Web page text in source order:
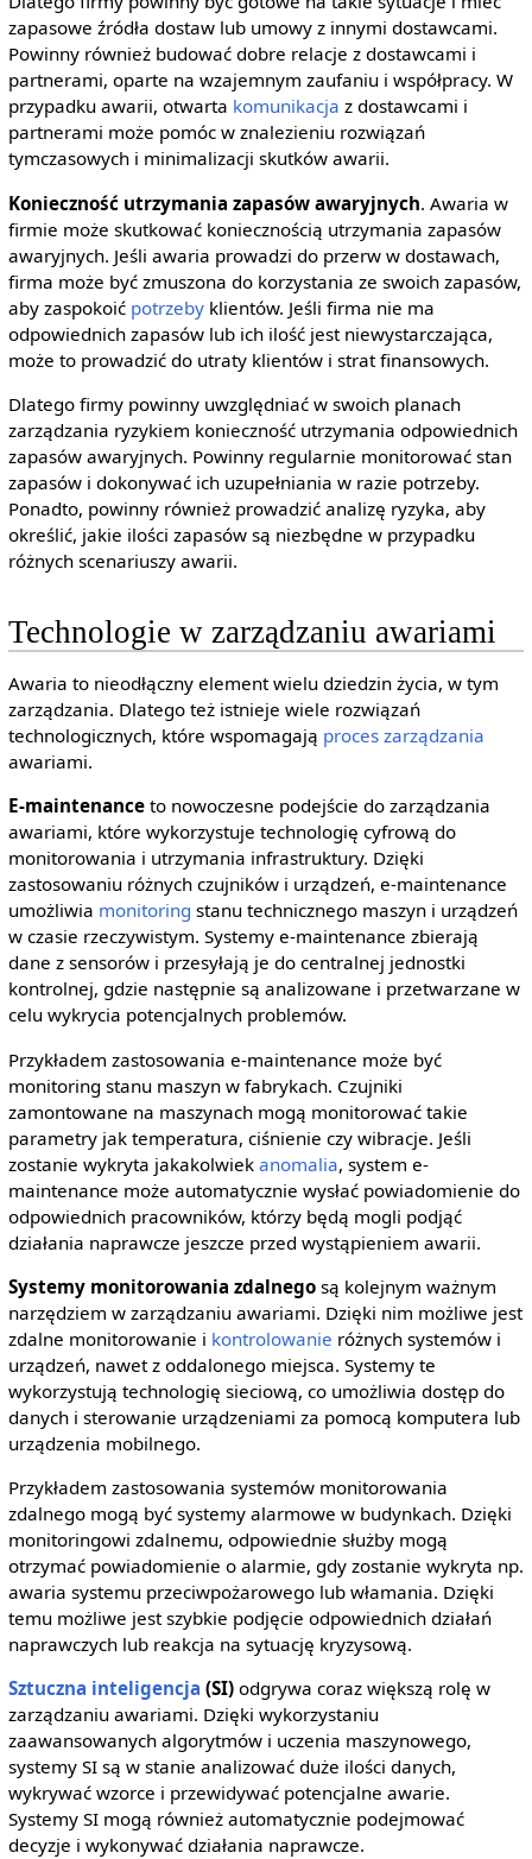
zapasowe źródła dostaw lub umowy z innymi dostawcami.
Powinny również budować dobre relacje z dostawcami i
partnerami, oparte na wzajemnym zaufaniu i współpracy. W
przypadku awarii, otwarta komunikacja z dostawcami i
partnerami może pomóc w znalezieniu rozwiązań
tymczasowych i minimalizacji skutków awarii.
Konieczność utrzymania zapasów awaryjnych. Awaria w
firmie może skutkować koniecznością utrzymania zapasów
awaryjnych. Jeśli awaria prowadzi do przerw w dostawach,
firma może być zmuszona do korzystania ze swoich zapasów,
aby zaspokoić potrzebyklientów. Jeśli firma nie ma
odpowiednich zapasów lub ich ilość jest niewystarczająca,
może to prowadzić do utraty klientów i strat finansowych.
Dlatego firmy powinny uwzględniać w swoich planach
zarządzania ryzykiem konieczność utrzymania odpowiednich
zapasów awaryjnych. Powinny regularnie monitorować stan
zapasów i dokonywać ich uzupełniania w razie potrzeby.
Ponadto, powinny również prowadzić analizę ryzyka, aby
określić, jakie ilości zapasów są niezbędne w przypadku
różnych scenariuszy awarii.
Technologie w zarządzaniu awariami
Awaria to nieodłączny element wielu dziedzin życia, w tym
zarządzania. Dlatego też istnieje wiele rozwiązań
technologicznych, które wspomagają proces zarządzania
awariami.
E-maintenanceto nowoczesne podejście do zarządzania
awariami, które wykorzystuje technologię cyfrową do
monitorowania i utrzymania infrastruktury. Dzięki
zastosowaniu różnych czujników i urządzeń, e-maintenance
umożliwia monitoring stanu technicznego maszyn i urządzeń
w czasie rzeczywistym. Systemy e-maintenance zbierają
dane z sensorów i przesyłają je do centralnej jednostki
kontrolnej, gdzie następnie są analizowane i przetwarzane w
celu wykrycia potencjalnych problemów.
Przykładem zastosowania e-maintenance może być
monitoring stanu maszyn w fabrykach. Czujniki
zamontowane na maszynach mogą monitorować takie
parametry jak temperatura, ciśnienie czy wibracje. Jeśli
zostanie wykryta jakakolwiek anomalia, system e-
maintenance może automatycznie wysłać powiadomienie do
odpowiednich pracowników, którzy będą mogli podjąć
działania naprawcze jeszcze przed wystąpieniem awarii.
Systemy monitorowania zdalnegosą kolejnym ważnym
narzędziem w zarządzaniu awariami. Dzięki nim możliwe jest
zdalne monitorowanie i kontrolowanie różnych systemów i
urządzeń, nawet z oddalonego miejsca. Systemy te
wykorzystują technologię sieciową, co umożliwia dostęp do
danych i sterowanie urządzeniami za pomocą komputera lub
urządzenia mobilnego.
Przykładem zastosowania systemów monitorowania
zdalnego mogą być systemy alarmowe w budynkach. Dzięki
monitoringowi zdalnemu, odpowiednie służby mogą
otrzymać powiadomienie o alarmie, gdy zostanie wykryta np.
awaria systemu przeciwpożarowego lub włamania. Dzięki
temu możliwe jest szybkie podjęcie odpowiednich działań
naprawczych lub reakcja na sytuację kryzysową.
Sztuczna inteligencja (SI)odgrywa coraz większą rolę w
zarządzaniu awariami. Dzięki wykorzystaniu
zaawansowanych algorytmów i uczenia maszynowego,
systemy SI są w stanie analizować duże ilości danych,
wykrywać wzorce i przewidywać potencjalne awarie.
Systemy SI mogą również automatycznie podejmować
decyzje i wykonywać działania naprawcze.